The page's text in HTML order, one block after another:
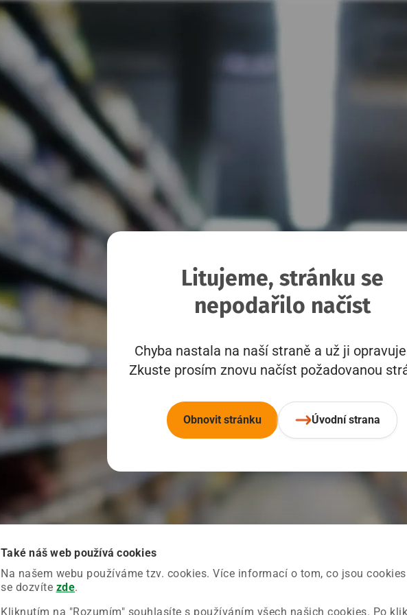
Také náš web používá cookies
Na našem webu používáme tzv. cookies. Více informací o tom, co jsou
se dozvíte zde.
Kliknutím na "Rozumím" souhlasíte s používáním všech našich cookies. Po
Litujeme, stránku se
nepodařilo načíst
Chyba nastala na naší straně a už ji
Zkuste prosím znovu načíst požadovanou
Obnovit stránku Úvodní strana